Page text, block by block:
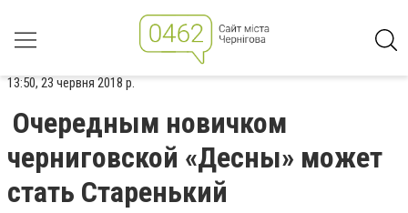
13:50, 23 червня 2018 р.
Очередным новичком
черниговской «Десны» может
стать Старенький